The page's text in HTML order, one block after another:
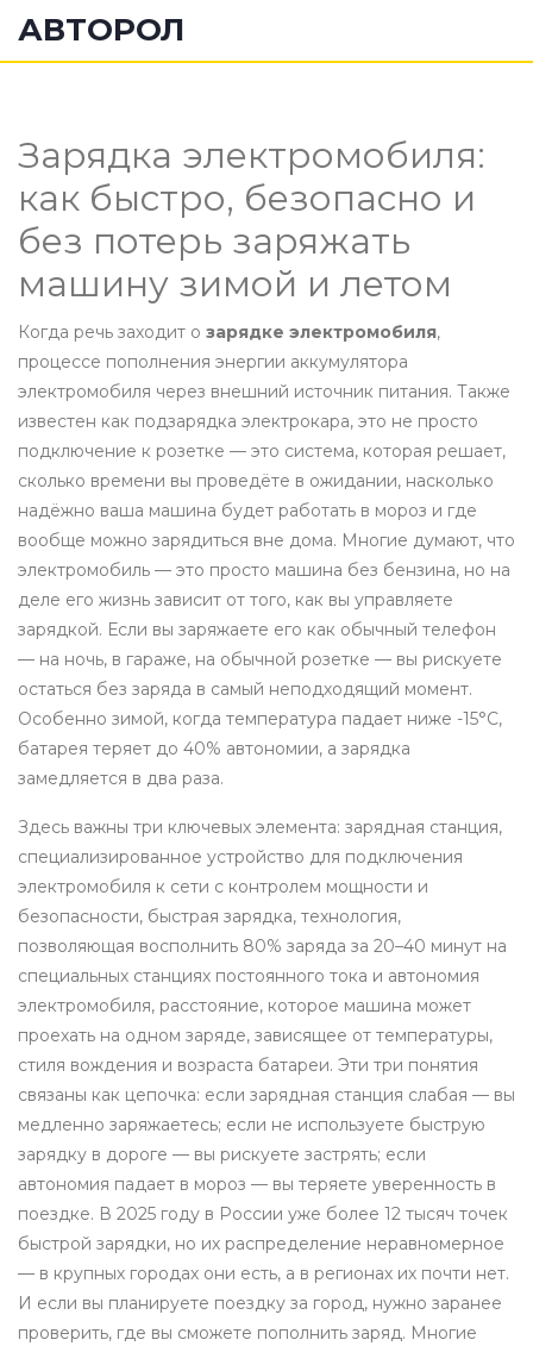
АВТОРОЛ
Зарядка электромобиля:
как быстро, безопасно и
без потерь заряжать
машину зимой и летом
Когда речь заходит о зарядке электромобиля,
процессе пополнения энергии аккумулятора
электромобиля через внешний источник питания. Также
известен как подзарядка электрокара, это не просто
подключение к розетке — это система, которая решает,
сколько времени вы проведёте в ожидании, насколько
надёжно ваша машина будет работать в мороз и где
вообще можно зарядиться вне дома. Многие думают, что
электромобиль — это просто машина без бензина, но на
деле его жизнь зависит от того, как вы управляете
зарядкой. Если вы заряжаете его как обычный телефон
— на ночь, в гараже, на обычной розетке — вы рискуете
остаться без заряда в самый неподходящий момент.
Особенно зимой, когда температура падает ниже -15°C,
батарея теряет до 40% автономии, а зарядка
замедляется в два раза.
Здесь важны три ключевых элемента: зарядная станция,
специализированное устройство для подключения
электромобиля к сети с контролем мощности и
безопасности, быстрая зарядка, технология,
позволяющая восполнить 80% заряда за 20–40 минут на
специальных станциях постоянного тока и автономия
электромобиля, расстояние, которое машина может
проехать на одном заряде, зависящее от температуры,
стиля вождения и возраста батареи. Эти три понятия
связаны как цепочка: если зарядная станция слабая — вы
медленно заряжаетесь; если не используете быструю
зарядку в дороге — вы рискуете застрять; если
автономия падает в мороз — вы теряете уверенность в
поездке. В 2025 году в России уже более 12 тысяч точек
быстрой зарядки, но их распределение неравномерное
— в крупных городах они есть, а в регионах их почти нет.
И если вы планируете поездку за город, нужно заранее
проверить, где вы сможете пополнить заряд. Многие